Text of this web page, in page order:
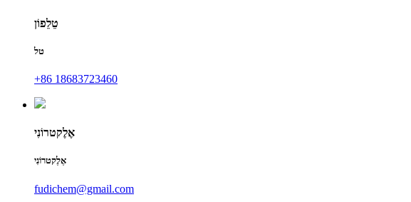
טֵלֵפוֹן
טל
+86 18683723460
אֶלֶקטרוֹנִי
אֶלֶקטרוֹנִי
fudichem@gmail.com